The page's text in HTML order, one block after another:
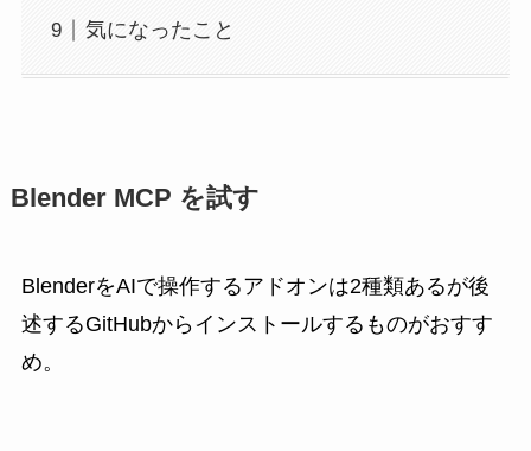
気になったこと
Blender MCP を試す
BlenderをAIで操作するアドオンは2種類あるが後
述するGitHubからインストールするものがおすす
め。